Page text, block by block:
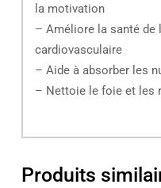
la motivation
– Améliore la santé de
cardiovasculaire
– Aide à absorber les
– Nettoie le foie et les
Produits